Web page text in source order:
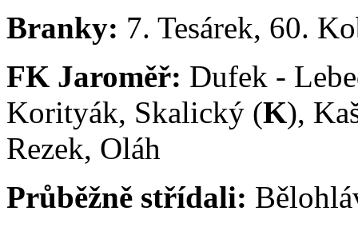
Branky: 7. Tesárek, 60.
FK Jaroměř: Dufek -
Korityák, Skalický (K),
Rezek, Oláh
Průběžně střídali: